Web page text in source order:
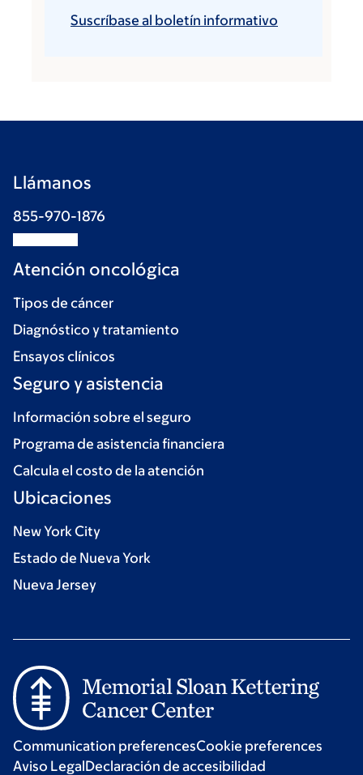
Suscríbase al boletín informativo
Llámanos
855-970-1876
Atención oncológica
Tipos de cáncer
Diagnóstico y tratamiento
Ensayos clínicos
Seguro y asistencia
Información sobre el seguro
Programa de asistencia financiera
Calcula el costo de la atención
Ubicaciones
New York City
Estado de Nueva York
Nueva Jersey
Communication preferencesCookie preferences
Aviso LegalDeclaración de accesibilidad